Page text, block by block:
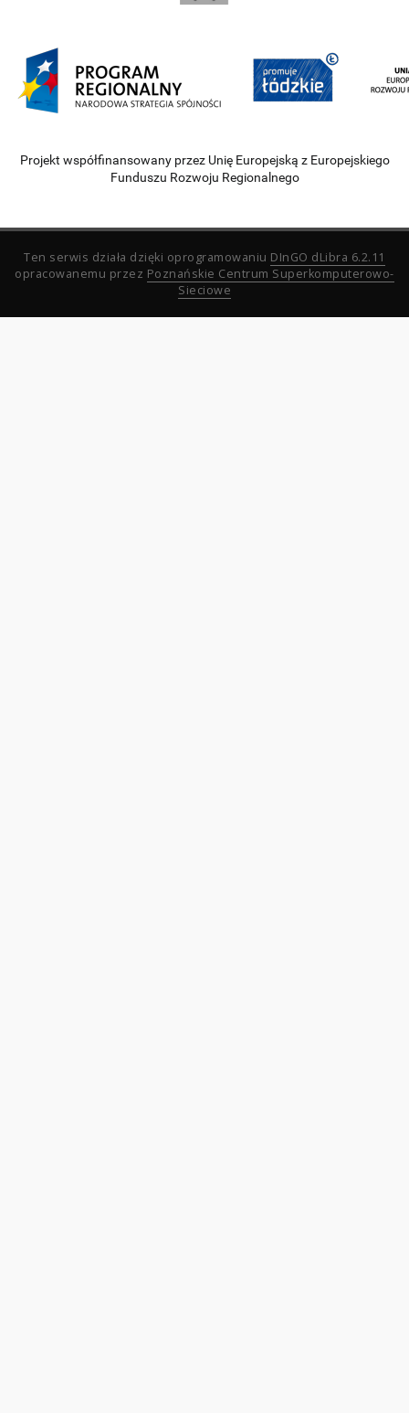
Projekt współfinansowany przez Unię Europejską z Europejskiego
Funduszu Rozwoju Regionalnego
Ten serwis działa dzięki oprogramowaniu DInGO dLibra 6.2.11
opracowanemu przez Poznańskie Centrum Superkomputerowo-
Sieciowe